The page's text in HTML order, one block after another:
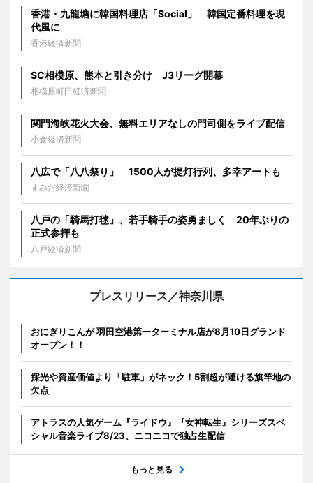
香港・九龍塘に韓国料理店「Social」 韓国定番料理を現
代風に
香港経済新聞
SC相模原、熊本と引き分け J3リーグ開幕
相模原町田経済新聞
関門海峡花火大会、無料エリアなしの門司側をライブ配信
小倉経済新聞
八広で「八八祭り」 1500人が提灯行列、多幸アートも
すみだ経済新聞
八戸の「騎馬打毬」、若手騎手の姿勇ましく 20年ぶりの
正式参拝も
八戸経済新聞
プレスリリース／神奈川県
おにぎりこんが 羽田空港第一ターミナル店が8月10日グランド
オープン！！
採光や資産価値より「駐車」がネック！5割超が避ける旗竿地の
欠点
アトラスの人気ゲーム『ライドウ』『女神転生』シリーズスペ
シャル音楽ライブ8/23、ニコニコで独占生配信
もっと見る